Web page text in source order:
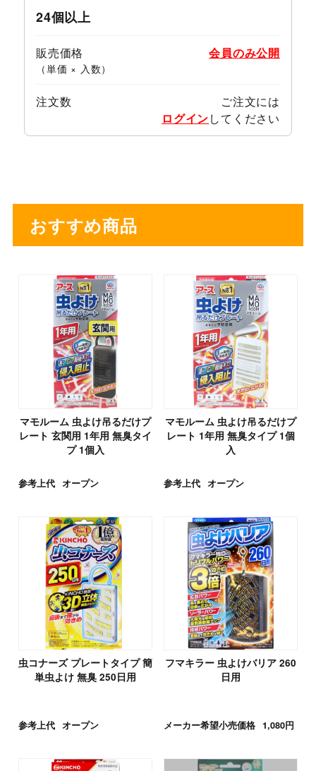
24個以上
販売価格
（単価 × 入数）
会員のみ公開
注文数
ご注文には
ログインしてください
おすすめ商品
マモルーム 虫よけ吊るだけプ
レート 玄関用 1年用 無臭タイ
プ 1個入
参考上代 オープン
マモルーム 虫よけ吊るだけプ
レート 1年用 無臭タイプ 1個
入
参考上代 オープン
虫コナーズ プレートタイプ 簡
単虫よけ 無臭 250日用
参考上代 オープン
フマキラー 虫よけバリア 260
日用
メーカー希望小売価格 1,080円